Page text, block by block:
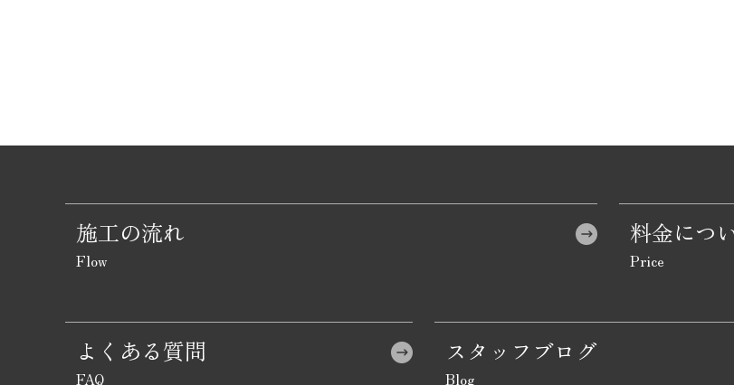
施工の流れ 料金につ
よくある質問 スタッフブログ